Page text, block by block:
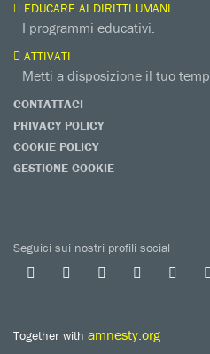
EDUCARE AI DIRITTI UMANI
I programmi educativi.
ATTIVATI
Metti a disposizione il tuo
CONTATTACI
PRIVACY POLICY
COOKIE POLICY
GESTIONE COOKIE
Seguici sui nostri profili social
Together with amnesty.org